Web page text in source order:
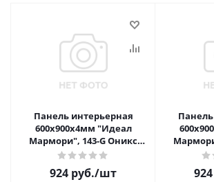
Панель интерьерная
600х900х4мм "Идеал
Мармори", 143-G Оникс
оранжевый глянцевый
924 руб./шт